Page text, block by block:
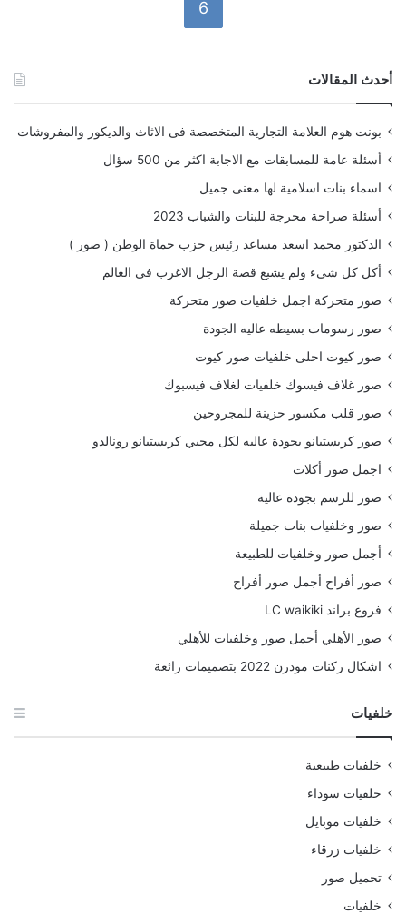
6
أحدث المقالات
بونت هوم العلامة التجارية المتخصصة فى الاثاث والديكور والمفروشات
أسئلة عامة للمسابقات مع الاجابة اكثر من 500 سؤال
اسماء بنات اسلامية لها معنى جميل
أسئلة صراحة محرجة للبنات والشباب 2023
الدكتور محمد اسعد مساعد رئيس حزب حماة الوطن ( صور )
أكل كل شىء ولم يشبع قصة الرجل الاغرب فى العالم
صور متحركة اجمل خلفيات صور متحركة
صور رسومات بسيطه عاليه الجودة
صور كيوت احلى خلفيات صور كيوت
صور غلاف فيسوك خلفيات لغلاف فيسبوك
صور قلب مكسور حزينة للمجروحين
صور كريستيانو بجودة عاليه لكل محبي كريستيانو رونالدو
اجمل صور أكلات
صور للرسم بجودة عالية
صور وخلفيات بنات جميلة
أجمل صور وخلفيات للطبيعة
صور أفراح أجمل صور أفراح
فروع براند LC waikiki
صور الأهلي أجمل صور وخلفيات للأهلي
اشكال ركنات مودرن 2022 بتصميمات رائعة
خلفيات
خلفيات طبيعية
خلفيات سوداء
خلفيات موبايل
خلفيات زرقاء
تحميل صور
خلفيات